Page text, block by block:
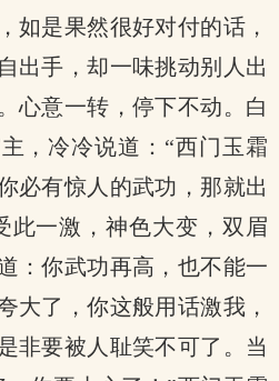
如是果然很好对付的话，
出手，却一味挑动别人出
心意一转，停下不动。白
，冷冷说道：“西门玉霜
必有惊人的武功，那就出
此一激，神色大变，双眉
：你武功再高，也不能一
大了，你这般用话激我，
非要被人耻笑不可了。当